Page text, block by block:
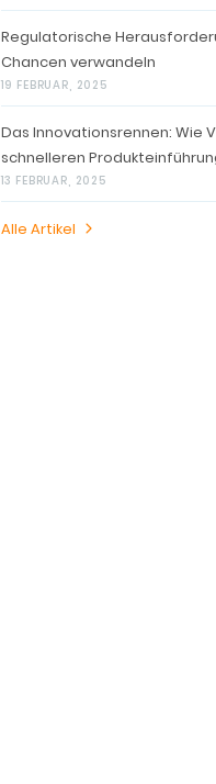
Regulatorische
Chancen verwandeln
19 FEBRUAR, 2025
Das Innovationsrennen: Wie
schnelleren
13 FEBRUAR, 2025
Alle Artikel